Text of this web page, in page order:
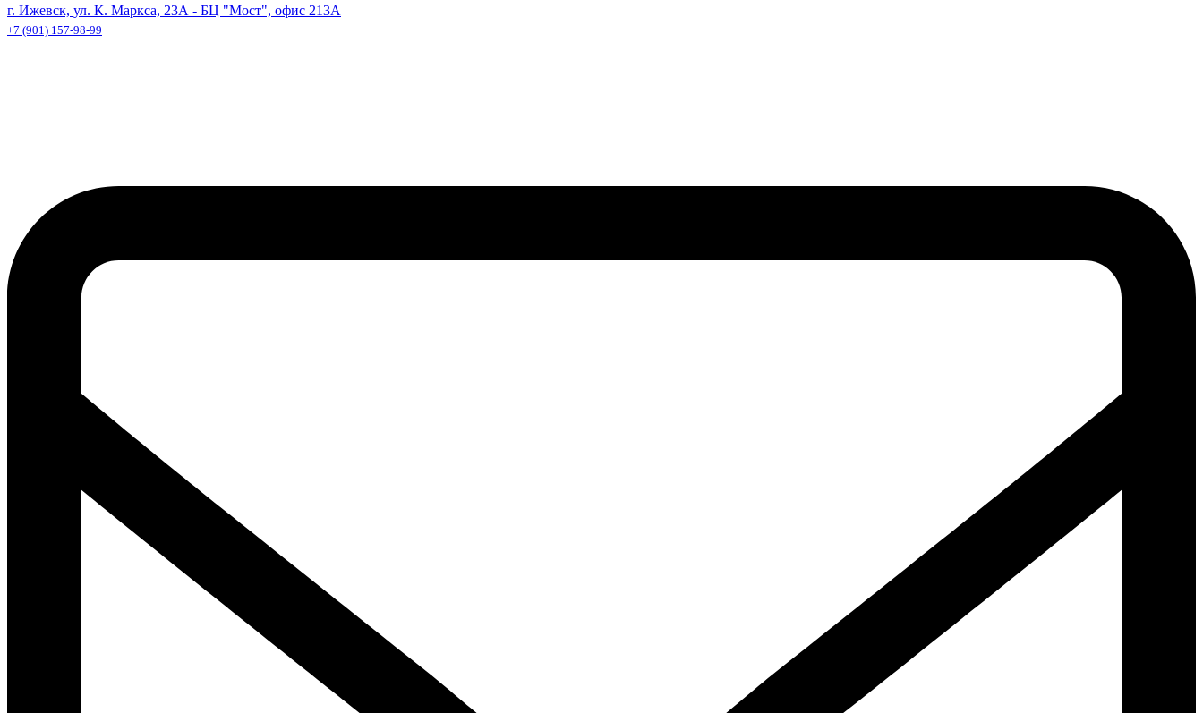
г. Ижевск, ул. К. Маркса, 23А - БЦ "Мост", офис 213А
+7 (901) 157-98-99